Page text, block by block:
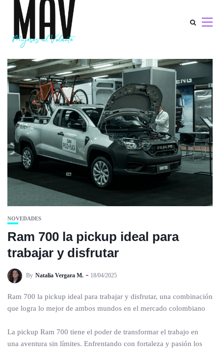
NOVEDADES
Ram 700 la pickup ideal para
trabajar y disfrutar
By Natalia Vergara M. 18/04/2025
Ram 700 la pickup ideal para trabajar y disfrutar, una combinación
que logra lo mejor de ambos mundos en el mercado colombiano
La pickup Ram 700 tiene el poder de transformar el trabajo en
una aventura sin límites. Enfrentando con fortaleza y pasión los